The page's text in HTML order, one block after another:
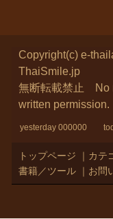
Copyright(c) e-
ThaiSmile.jp
無断転載禁止 No
written permission.
yesterday 000000
トップページ ｜ カテ
書籍／ツール ｜ お問